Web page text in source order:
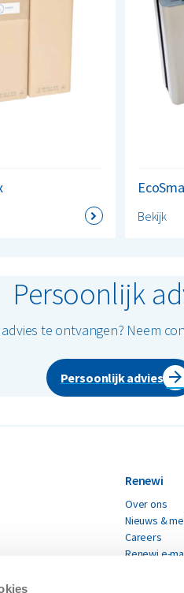
Bekijk
Persoonlijk
advies te ontvangen? Neem
Persoonlijk advies
Renewi
Over ons
Nieuws &
Careers
Renewi e-